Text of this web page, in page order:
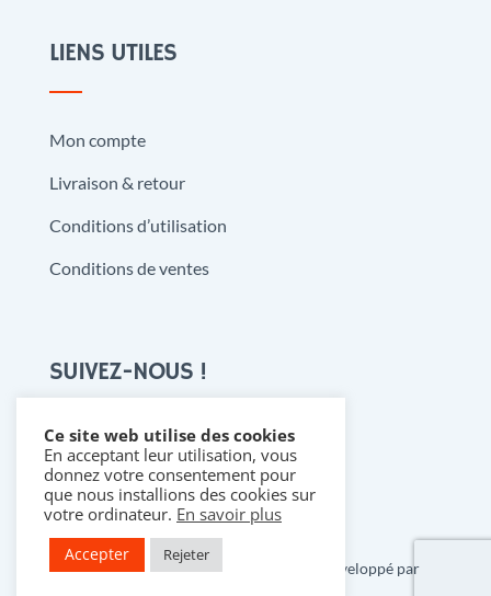
LIENS UTILES
Mon compte
Livraison & retour
Conditions d’utilisation
Conditions de ventes
SUIVEZ-NOUS !

Copyright 2021 @ Denistoys & BD • Développé par
Ce site web utilise des cookies
En acceptant leur utilisation, vous
donnez votre consentement pour
que nous installions des cookies sur
votre ordinateur. En savoir plus
Accepter Rejeter